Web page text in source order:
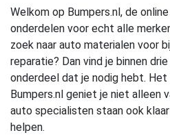
Welkom op Bumpers.nl, de
onderdelen voor echt alle
zoek naar auto materialen voor
reparatie? Dan vind je binnen
onderdeel dat je nodig hebt.
Bumpers.nl geniet je niet alleen
auto specialisten staan ook
helpen.